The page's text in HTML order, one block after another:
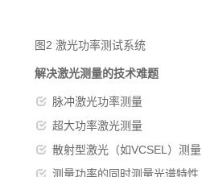
图2 激光功率测试系统
解决激光测量的技术难题
脉冲激光功率测量
超大功率激光测量
散射型激光（如VCSEL）测量
测量功率的同时测量光谱特性